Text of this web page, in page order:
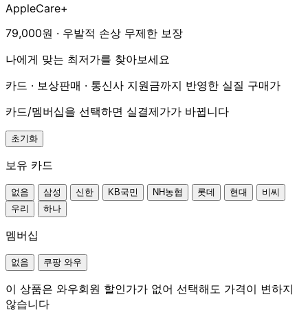
AppleCare+
79,000원 · 우발적 손상 무제한 보장
나에게 맞는 최저가를 찾아보세요
카드 · 보상판매 · 통신사 지원금까지 반영한 실질 구매가
카드/멤버십을 선택하면 실결제가가 바뀝니다
초기화
보유 카드
없음 삼성 신한 KB국민 NH농협 롯데 현대
비씨
우리
하나
멤버십
없음 쿠팡 와우
이 상품은 와우회원 할인가가 없어 선택해도 가격이 변하지
않습니다